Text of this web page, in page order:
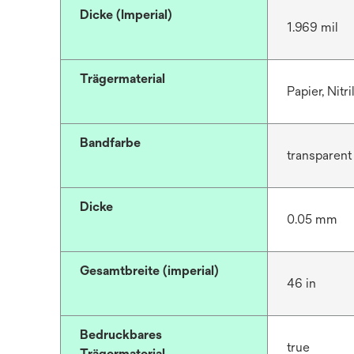
Dicke (Imperial)
1.969 mil
Trägermaterial
Papier,
Bandfarbe
transparent
Dicke
0.05 mm
Gesamtbreite (imperial)
46 in
Bedruckbares
true